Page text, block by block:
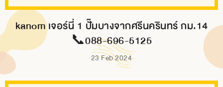
kanom เจอร์นี่ 1 ปั๊มบางจากศรีนครินทร์ กม.14
📞088-696-5125
23 Feb 2024